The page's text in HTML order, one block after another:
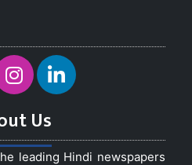
Us
leading Hindi newspapers